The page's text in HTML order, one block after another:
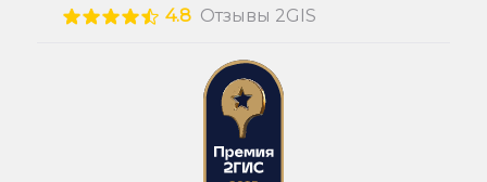
4.8 Отзывы 2GIS